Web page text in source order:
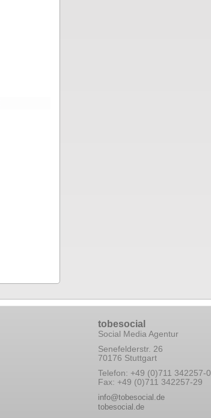
tobesocial
Social Media Agentur
Senefelderstr. 26
70176 Stuttgart
Telefon: +49 (0)711 342257-0
Fax: +49 (0)711 342257-29
info@tobesocial.de
tobesocial.de